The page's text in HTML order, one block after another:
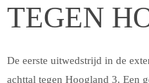
TEGEN
De eerste uitwedstrijd in de
achttal tegen Hoogland 3. Een